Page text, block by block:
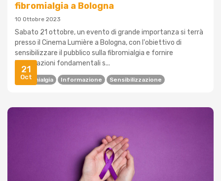
21
Oct
fibromialgia a Bologna
10 Ottobre 2023
Sabato 21 ottobre, un evento di grande importanza si terrà
presso il Cinema Lumière a Bologna, con l'obiettivo di
sensibilizzare il pubblico sulla fibromialgia e fornire
informazioni fondamentali s...
Fibromialgia Informazione Sensibilizzazione